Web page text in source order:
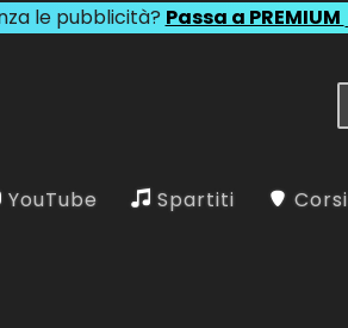
le pubblicità? Passa a PREMIUM
YouTube Spartiti Corsi